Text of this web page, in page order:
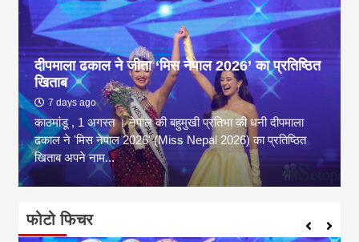
दीपमाला ढकाल ने जीता ‘मिस नेपाल 2026’ का प्रतिष्ठित
खिताब
7 days ago
काठमांडू , 1 अगस्त । नेपाल की बहुमुखी प्रतिभा की धनी दीपमाला
ढकाल ने 'मिस नेपाल 2026' (Miss Nepal 2026) का प्रतिष्ठित
खिताब अपने नाम...
फोटो फिचर